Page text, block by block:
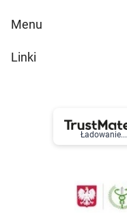
Menu
Linki
Ładowanie...